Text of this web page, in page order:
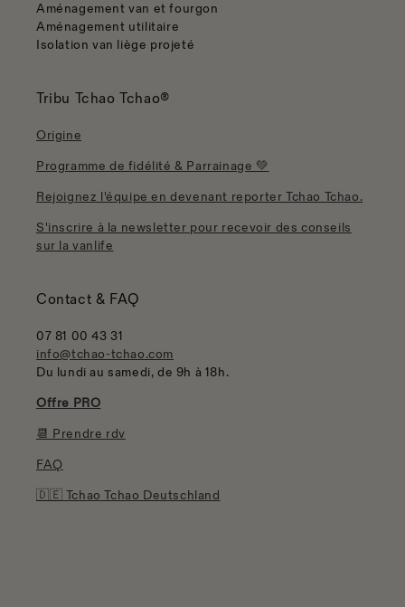
Aménagement van et fourgon
Aménagement utilitaire
Isolation van liège projeté
Tribu Tchao Tchao®
Origine
Programme de fidélité & Parrainage 💚
Rejoignez l'équipe en devenant reporter Tchao Tchao.
S'inscrire à la newsletter pour recevoir des conseils
sur la vanlife
Contact & FAQ
07 81 00 43 31
info@tchao-tchao.com
Du lundi au samedi, de 9h à 18h.
Offre PRO
📆 Prendre rdv
FAQ
🇩🇪 Tchao Tchao Deutschland